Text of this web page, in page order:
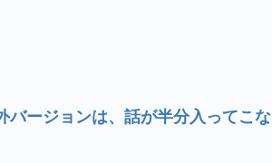
ージョンは、話が半分入ってこな